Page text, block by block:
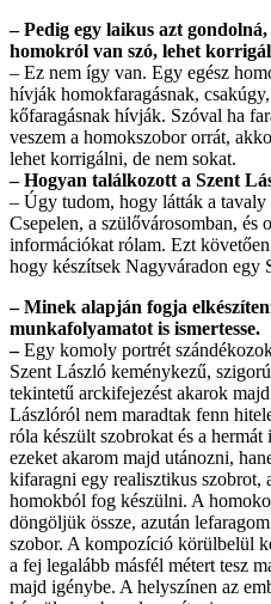
– Pedig egy laikus azt
homokról van szó, lehet
– Ez nem így van. Egy egész
hívják homokfaragásnak,
kőfaragásnak hívják. Szóval ha
veszem a homokszobor orrát,
lehet korrigálni, de nem sokat.
– Hogyan találkozott a Szent
– Úgy tudom, hogy látták a tavaly
Csepelen, a szülővárosomban, és
információkat rólam. Ezt
hogy készítsek Nagyváradon egy
– Minek alapján fogja
munkafolyamatot is ismertesse.
–Egy komoly portrét
Szent László keménykezű,
tekintetű arckifejezést akarok
Lászlóról nem maradtak fenn
róla készült szobrokat és a
ezeket akarom majd utánozni,
kifaragni egy realisztikus szobrot,
homokból fog készülni. A
döngöljük össze, azután
szobor. A kompozíció körülbelül
a fej legalább másfél métert tesz
majd igénybe. A helyszínen az